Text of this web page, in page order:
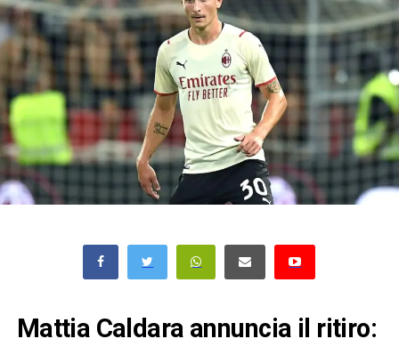
Mattia Caldara annuncia il ritiro: